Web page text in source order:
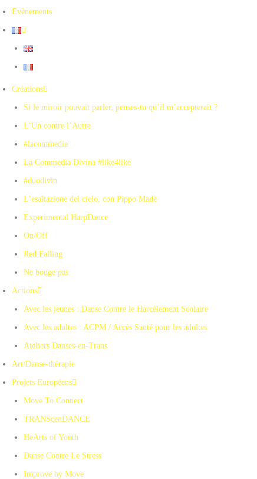
Evènements
Créations
Si le miroir pouvait parler, penses-tu qu’il m’accepterait ?
L’Un contre l’Autre
#lacommedia
La Commedia Divina #like4like
#duodivin
L’esaltazione del cielo, con Pippo Madè
Experimental HarpDance
On/Off
Red Falling
Ne bouge pas
Actions
Avec les jeunes : Danse Contre le Harcèlement Scolaire
Avec les adultes : ACPM / Accès Santé pour les adultes
Ateliers Danses-en-Trans
Art/Danse-thérapie
Projets Européens
Move To Connect
TRANScenDANCE
HeArts of Youth
Danse Contre Le Stress
Improve by Move